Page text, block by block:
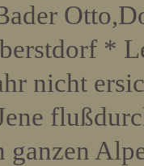
*
nicht
ganzen